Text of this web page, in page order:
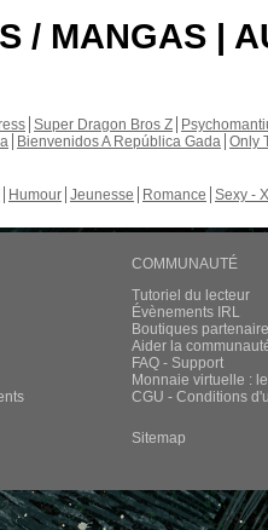
/ MANGAS |
Super Dragon Bros Z
Bienvenidos A República Gada Only
Humour Jeunesse Romance Sexy -
COMMUNAUTÉ
Tutoriel du lecteur
Évènements IRL
Boutiques
Aider la
FAQ - Support
Monnaie virtuelle :
CGU - Conditions
Sitemap